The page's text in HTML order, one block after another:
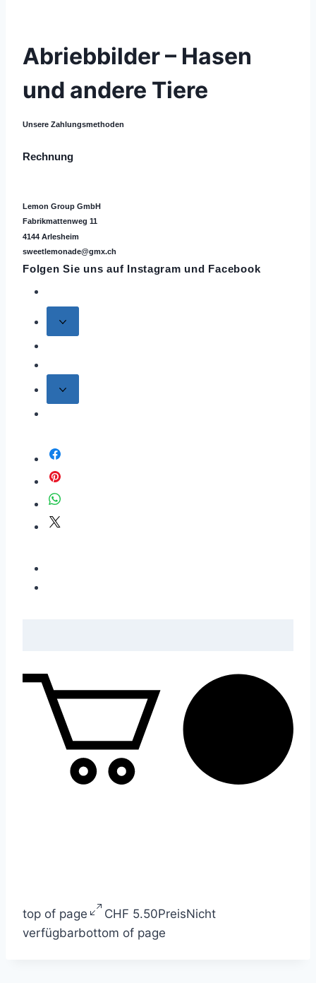
Abriebbilder – Hasen
und andere Tiere
Unsere Zahlungsmethoden
Rechnung
Lemon Group GmbH
Fabrikmattenweg 11
4144 Arlesheim
sweetlemonade@gmx.ch
Folgen Sie uns auf Instagram und Facebook
top of page CHF 5.50PreisNicht
verfügbarbottom of page